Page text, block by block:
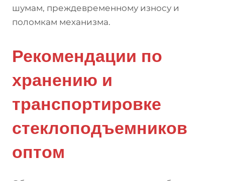
шумам, преждевременному износу и
поломкам механизма.
Рекомендации по
хранению и
транспортировке
стеклоподъемников
оптом